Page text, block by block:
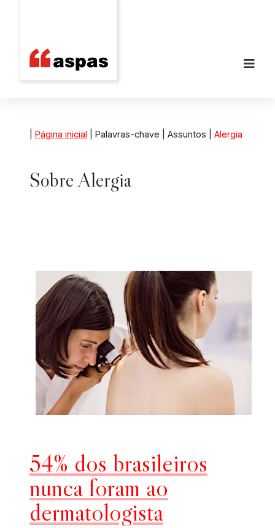
Página inicial | Palavras-chave | Assuntos | Alergia
SobreAlergia
54% dos brasileiros
nunca foram ao
dermatologista